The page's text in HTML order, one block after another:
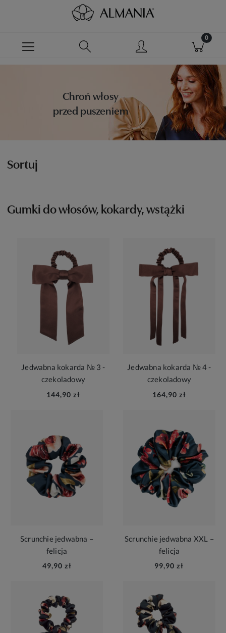
Chroń włosy
przed puszeniem
Sortuj
Gumki do włosów, kokardy, wstążki
Jedwabna kokarda № 3 -
czekoladowy
144,90 zł
Jedwabna kokarda № 4 -
czekoladowy
164,90 zł
Scrunchie jedwabna –
felicja
49,90 zł
Scrunchie jedwabna XXL –
felicja
99,90 zł